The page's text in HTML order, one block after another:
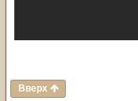
Вверх